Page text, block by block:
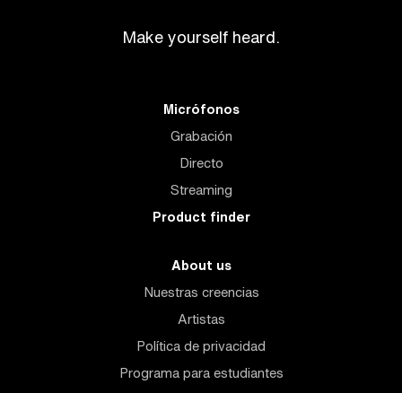
Make yourself heard.
Micrófonos
Grabación
Directo
Streaming
Product finder
About us
Nuestras creencias
Artistas
Política de privacidad
Programa para estudiantes